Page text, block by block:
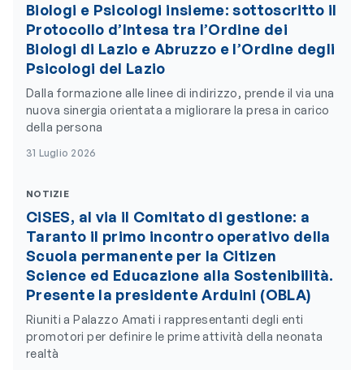
Biologi e Psicologi insieme: sottoscritto il
Protocollo d’Intesa tra l’Ordine dei
Biologi di Lazio e Abruzzo e l’Ordine degli
Psicologi del Lazio
Dalla formazione alle linee di indirizzo, prende il via una
nuova sinergia orientata a migliorare la presa in carico
della persona
31 Luglio 2026
NOTIZIE
CiSES, al via il Comitato di gestione: a
Taranto il primo incontro operativo della
Scuola permanente per la Citizen
Science ed Educazione alla Sostenibilità.
Presente la presidente Arduini (OBLA)
Riuniti a Palazzo Amati i rappresentanti degli enti
promotori per definire le prime attività della neonata
realtà